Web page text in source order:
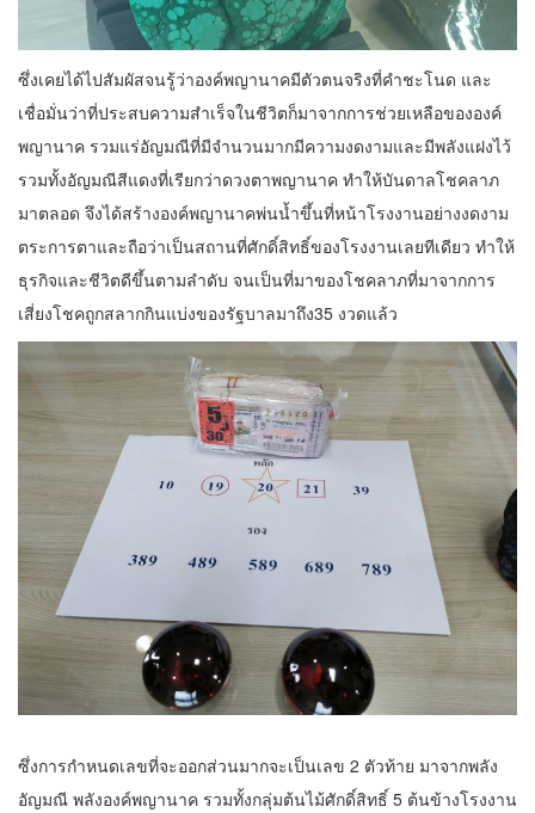
ซึ่งเคยได้ไปสัมผัสจนรู้ว่าองค์พญานาคมีตัวตนจริงที่คำชะโนด และ
เชื่อมั่นว่าที่ประสบความสำเร็จในชีวิตก็มาจากการช่วยเหลือขององค์
พญานาค รวมแร่อัญมณีที่มีจำนวนมากมีความงดงามและมีพลังแฝงไว้
รวมทั้งอัญมณีสีแดงที่เรียกว่าดวงตาพญานาค ทำให้บันดาลโชคลาภ
มาตลอด จึงได้สร้างองค์พญานาคพ่นน้ำขึ้นที่หน้าโรงงานอย่างงดงาม
ตระการตาและถือว่าเป็นสถานที่ศักดิ์สิทธิ์ของโรงงานเลยทีเดียว ทำให้
ธุรกิจและชีวิตดีขึ้นตามลำดับ จนเป็นที่มาของโชคลาภที่มาจากการ
เสี่ยงโชคถูกสลากกินแบ่งของรัฐบาลมาถึง35 งวดแล้ว
ซึ่งการกำหนดเลขที่จะออกส่วนมากจะเป็นเลข 2 ตัวท้าย มาจากพลัง
อัญมณี พลังองค์พญานาค รวมทั้งกลุ่มต้นไม้ศักดิ์สิทธิ์ 5 ต้นข้างโรงงาน